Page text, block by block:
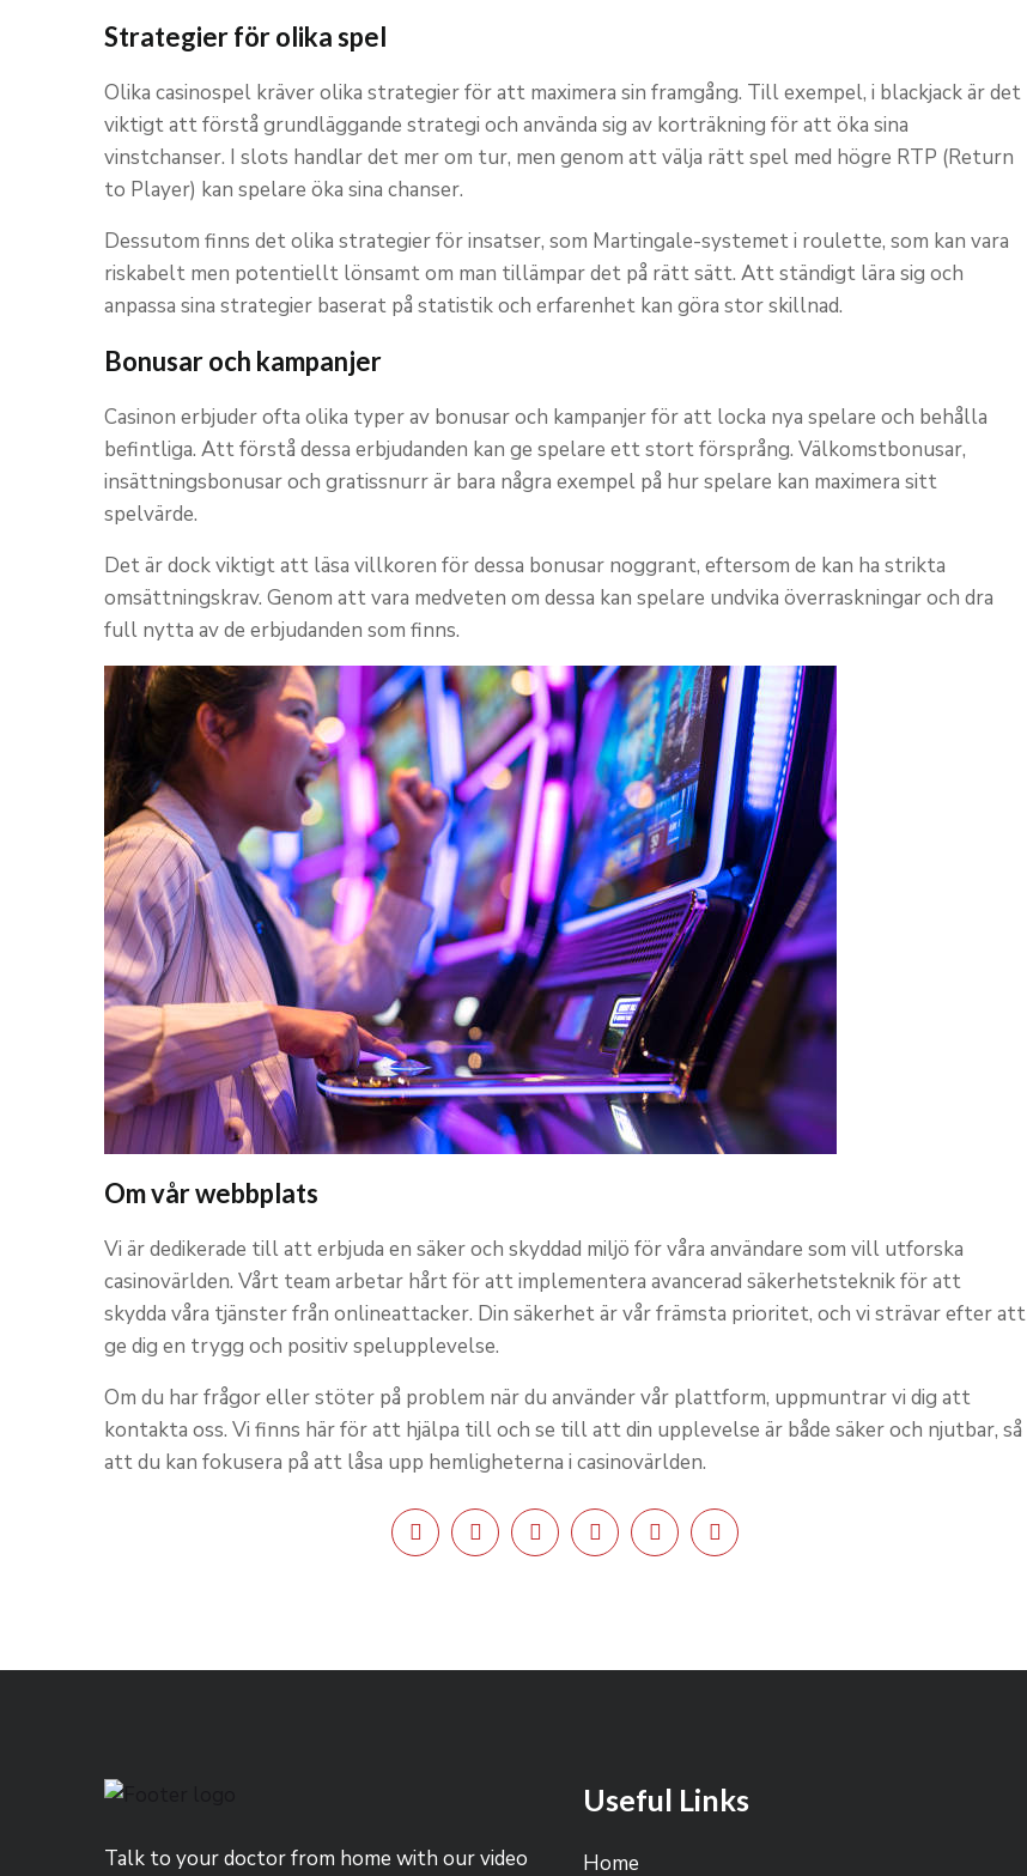
Strategier för olika spel
Olika casinospel kräver olika strategier för att maximera sin framgång. Till exempel, i blackjack är det
viktigt att förstå grundläggande strategi och använda sig av korträkning för att öka sina
vinstchanser. I slots handlar det mer om tur, men genom att välja rätt spel med högre RTP (Return
to Player) kan spelare öka sina chanser.
Dessutom finns det olika strategier för insatser, som Martingale-systemet i roulette, som kan vara
riskabelt men potentiellt lönsamt om man tillämpar det på rätt sätt. Att ständigt lära sig och
anpassa sina strategier baserat på statistik och erfarenhet kan göra stor skillnad.
Bonusar och kampanjer
Casinon erbjuder ofta olika typer av bonusar och kampanjer för att locka nya spelare och behålla
befintliga. Att förstå dessa erbjudanden kan ge spelare ett stort försprång. Välkomstbonusar,
insättningsbonusar och gratissnurr är bara några exempel på hur spelare kan maximera sitt
spelvärde.
Det är dock viktigt att läsa villkoren för dessa bonusar noggrant, eftersom de kan ha strikta
omsättningskrav. Genom att vara medveten om dessa kan spelare undvika överraskningar och dra
full nytta av de erbjudanden som finns.
Om vår webbplats
Vi är dedikerade till att erbjuda en säker och skyddad miljö för våra användare som vill utforska
casinovärlden. Vårt team arbetar hårt för att implementera avancerad säkerhetsteknik för att
skydda våra tjänster från onlineattacker. Din säkerhet är vår främsta prioritet, och vi strävar efter att
ge dig en trygg och positiv spelupplevelse.
Om du har frågor eller stöter på problem när du använder vår plattform, uppmuntrar vi dig att
kontakta oss. Vi finns här för att hjälpa till och se till att din upplevelse är både säker och njutbar, så
att du kan fokusera på att låsa upp hemligheterna i casinovärlden.
Talk to your doctor from home with our video
Useful Links
Home